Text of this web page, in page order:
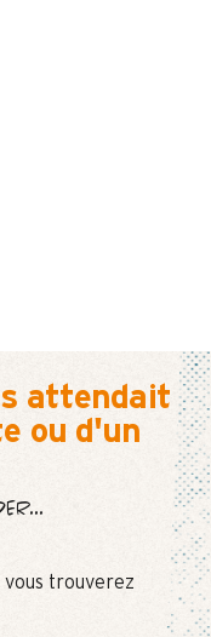
attendait
ou d'un
vous trouverez